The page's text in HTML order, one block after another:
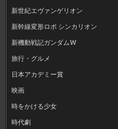
新世紀エヴァンゲリオン
新幹線変形ロボ シンカリオン
新機動戦記ガンダムW
旅行・グルメ
日本アカデミー賞
映画
時をかける少女
時代劇